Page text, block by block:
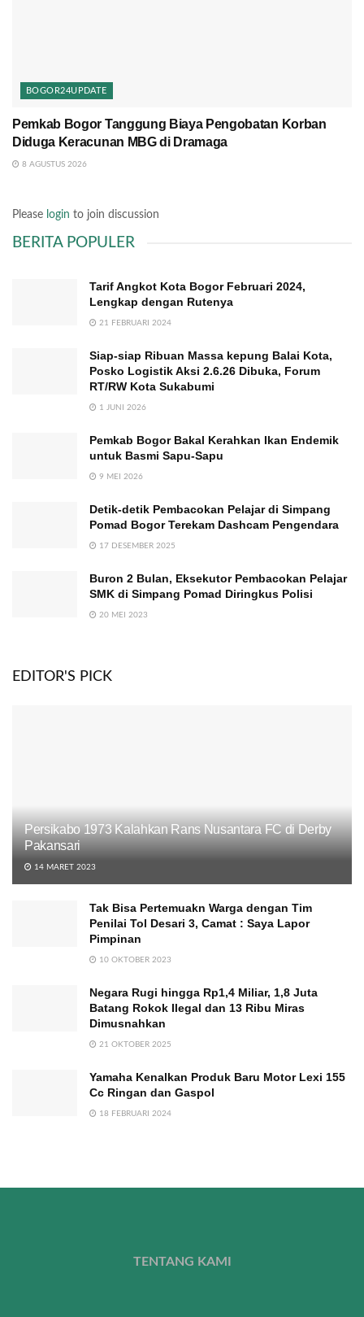
BOGOR24UPDATE
Pemkab Bogor Tanggung Biaya Pengobatan Korban
Diduga Keracunan MBG di Dramaga
8 AGUSTUS 2026
Please login to join discussion
BERITA POPULER
Tarif Angkot Kota Bogor Februari 2024,
Lengkap dengan Rutenya
21 FEBRUARI 2024
Siap-siap Ribuan Massa kepung Balai Kota,
Posko Logistik Aksi 2.6.26 Dibuka, Forum
RT/RW Kota Sukabumi
1 JUNI 2026
Pemkab Bogor Bakal Kerahkan Ikan Endemik
untuk Basmi Sapu-Sapu
9 MEI 2026
Detik-detik Pembacokan Pelajar di Simpang
Pomad Bogor Terekam Dashcam Pengendara
17 DESEMBER 2025
Buron 2 Bulan, Eksekutor Pembacokan Pelajar
SMK di Simpang Pomad Diringkus Polisi
20 MEI 2023
EDITOR'S PICK
Persikabo 1973 Kalahkan Rans Nusantara FC di Derby
Pakansari
14 MARET 2023
Tak Bisa Pertemuakn Warga dengan Tim
Penilai Tol Desari 3, Camat : Saya Lapor
Pimpinan
10 OKTOBER 2023
Negara Rugi hingga Rp1,4 Miliar, 1,8 Juta
Batang Rokok Ilegal dan 13 Ribu Miras
Dimusnahkan
21 OKTOBER 2025
Yamaha Kenalkan Produk Baru Motor Lexi 155
Cc Ringan dan Gaspol
18 FEBRUARI 2024
TENTANG KAMI